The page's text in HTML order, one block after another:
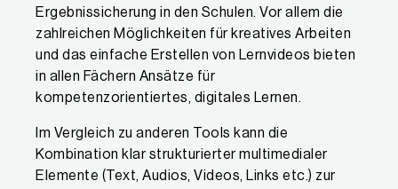
Ergebnissicherung in den Schulen. Vor allem die
zahlreichen Möglichkeiten für kreatives Arbeiten
und das einfache Erstellen von Lernvideos bieten
in allen Fächern Ansätze für
kompetenzorientiertes, digitales Lernen.
Im Vergleich zu anderen Tools kann die
Kombination klar strukturierter multimedialer
Elemente (Text, Audios, Videos, Links etc.) zur